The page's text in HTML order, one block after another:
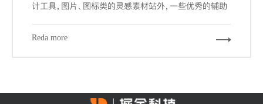
计工具，图片、图标类的灵感素材站外，一些优秀的辅助
我们的设计工作。下面给大家推荐7个必备的辅助工具和
Reda more